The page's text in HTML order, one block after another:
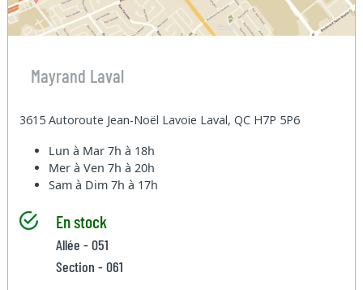
Mayrand Laval
3615 Autoroute Jean-Noël Lavoie Laval, QC H7P 5P6
Lun à Mar7h à 18h
Mer à Ven7h à 20h
Sam à Dim7h à 17h
En stock
Allée - 051
Section - 061